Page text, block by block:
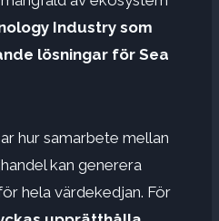
Industry som
lösningar för Sea
hur samarbete mellan
kan generera
hela värdekedjan. För